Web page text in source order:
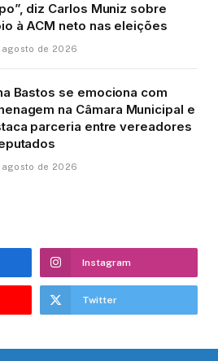
diz Carlos Muniz sobre
à ACM neto nas eleições
agosto de 2026
Bastos se emociona com
na Câmara Municipal e
parceria entre vereadores
agosto de 2026
Instagram
Twitter